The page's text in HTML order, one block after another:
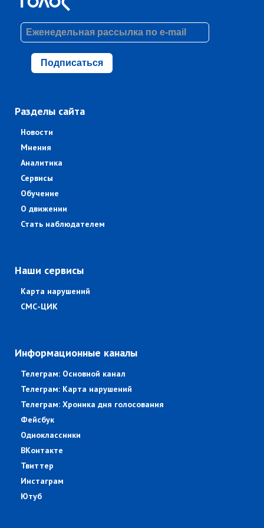
Подписаться
Разделы сайта
Новости
Мнения
Аналитика
Сервисы
Обучение
О движении
Стать наблюдателем
Наши сервисы
Карта нарушений
СМС-ЦИК
Информационные каналы
Телеграм: Основной канал
Телеграм: Карта нарушений
Телеграм: Хроника дня голосования
Фейсбук
Одноклассники
ВКонтакте
Твиттер
Инстаграм
Ютуб